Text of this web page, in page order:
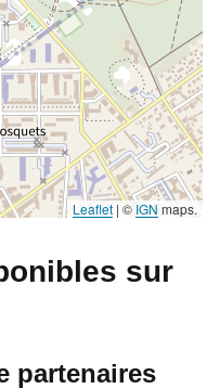
Leaflet | © IGN maps.
sur
partenaires